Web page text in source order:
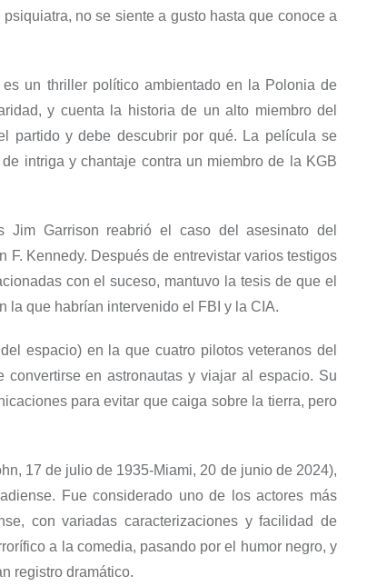
no se siente a gusto hasta que conoce a
es un thriller político ambientadoen la Polonia de
y cuenta la historia de un alto miembro del
partido y debe descubrir por qué. La película se
intriga y chantaje contra un miembro de la KGB
Jim Garrison reabrió el caso del asesinato del
F. Kennedy. Después de entrevistar varios testigos
con el suceso, mantuvo la tesis de que el
la que habrían intervenido el FBI y la CIA.
espacio) en la que cuatropilotos veteranos del
en astronautas y viajar al espacio. Su
para evitar que caiga sobre la tierra, pero
17 de julio de 1935-Miami, 20 de junio de 2024),​
Fue considerado uno de los actores más
con variadas caracterizaciones y facilidad de
a la comedia, pasando por el humor negro, y
registro dramático.